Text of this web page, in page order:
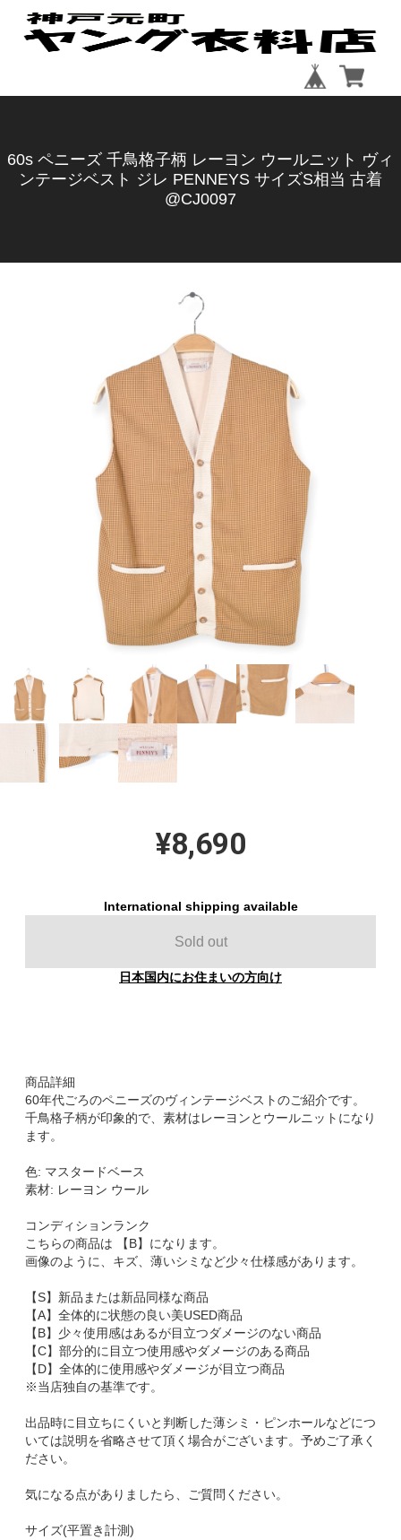
60s ペニーズ 千鳥格子柄 レーヨン ウールニット ヴィ
ンテージベスト ジレ PENNEYS サイズS相当 古着
@CJ0097
¥8,690
International shipping available
Sold out
日本国内にお住まいの方向け
商品詳細
60年代ごろのペニーズのヴィンテージベストのご紹介です。
千鳥格子柄が印象的で、素材はレーヨンとウールニットになり
ます。
色: マスタードベース
素材: レーヨン ウール
コンディションランク
こちらの商品は 【B】になります。
画像のように、キズ、薄いシミなど少々仕様感があります。
【S】新品または新品同様な商品
【A】全体的に状態の良い美USED商品
【B】少々使用感はあるが目立つダメージのない商品
【C】部分的に目立つ使用感やダメージのある商品
【D】全体的に使用感やダメージが目立つ商品
※当店独自の基準です。
出品時に目立ちにくいと判断した薄シミ・ピンホールなどにつ
いては説明を省略させて頂く場合がございます。予めご了承く
ださい。
気になる点がありましたら、ご質問ください。
サイズ(平置き計測)